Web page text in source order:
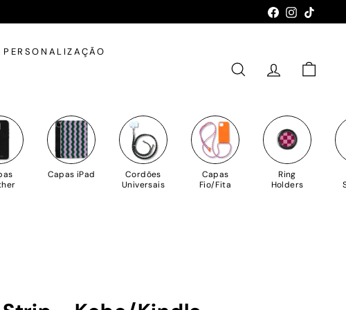
Facebook
Instagram
PERSONALIZAÇÃO
PESQUISAR
CONTA
Capas iPad
Cordões
Universais
Capas
Fio/Fita
Ring
Holders